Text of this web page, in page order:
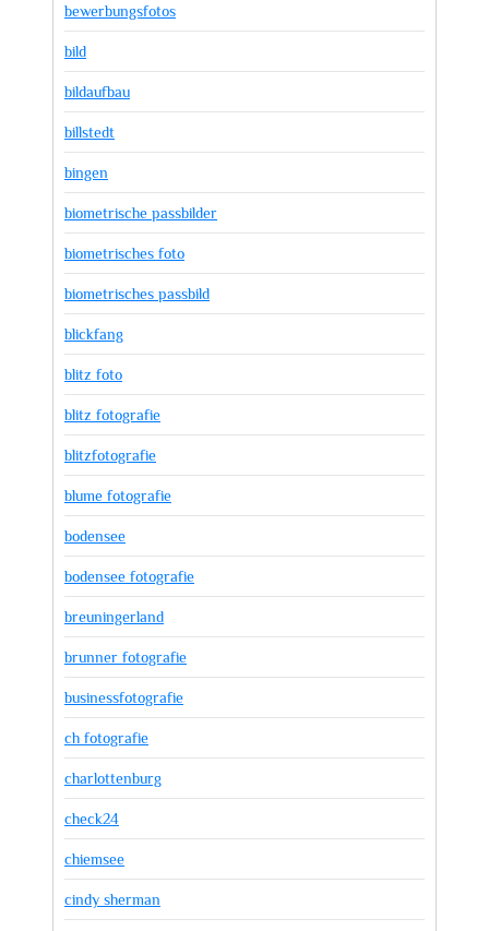
bewerbungsfotos
bild
bildaufbau
billstedt
bingen
biometrische passbilder
biometrisches foto
biometrisches passbild
blickfang
blitz foto
blitz fotografie
blitzfotografie
blume fotografie
bodensee
bodensee fotografie
breuningerland
brunner fotografie
businessfotografie
ch fotografie
charlottenburg
check24
chiemsee
cindy sherman